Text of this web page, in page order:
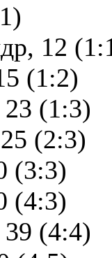
12
(1:2)
(1:3)
(2:3)
(3:3)
(4:3)
(4:4)